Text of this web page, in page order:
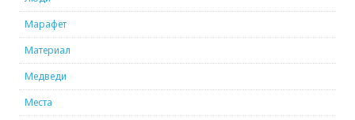
Марафет
Материал
Медведи
Места